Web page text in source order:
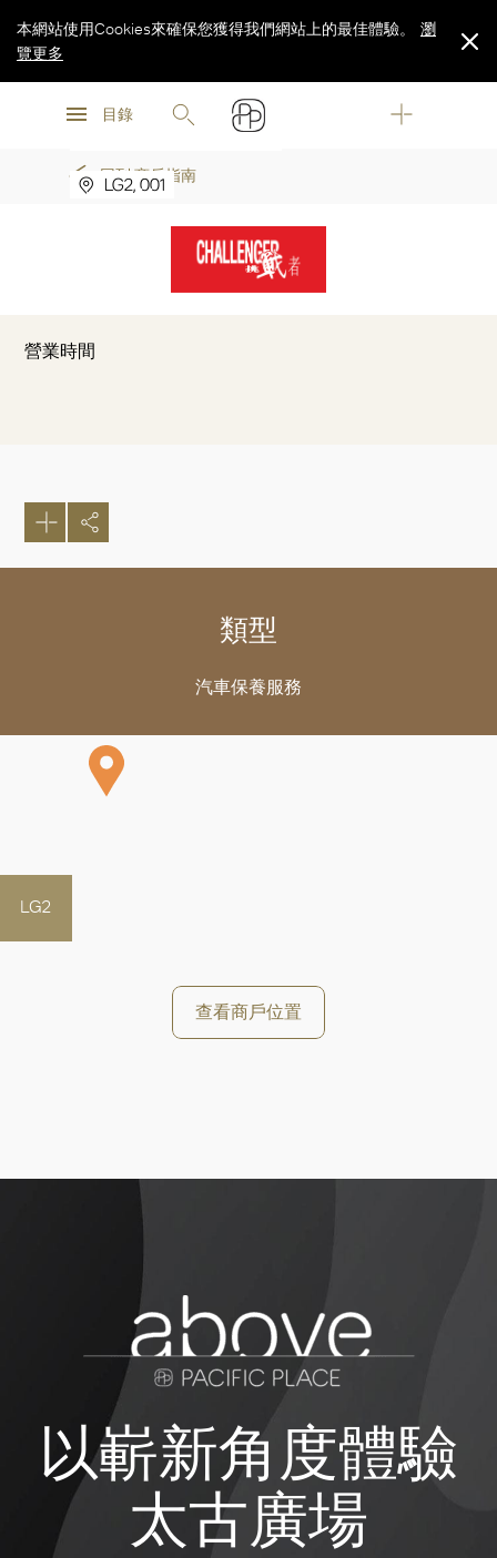
瀏
目錄
本網站使用Cookies來確保您獲得我們網站上的最佳體驗。
瀏
覽更多
回到 商戶指南
CHALLENGER
LG2, 001
營業時間
類型
汽車保養服務
LG2
查看商戶位置
以嶄新角度體驗
太古廣場
好